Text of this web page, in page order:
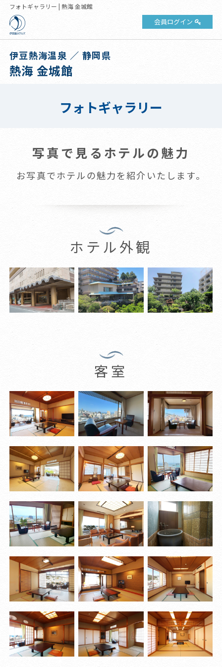
フォトギャラリー | 熱海 金城館
会員ログイン
伊豆熱海温泉 ／ 静岡県
熱海 金城館
フォトギャラリー
写真で見るホテルの魅力
お写真でホテルの魅力を紹介いたします。
ホテル外観
客室